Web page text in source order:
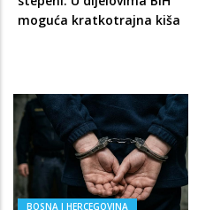
moguća kratkotrajna kiša
BOSNA I HERCEGOVINA